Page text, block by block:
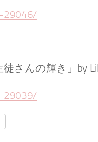
29046/
徒さんの輝き」by
29039/